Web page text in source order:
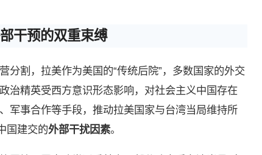
干预的双重束缚
分割，拉美作为美国的“传统后院”，多数国家的外交
治精英受西方意识形态影响，对社会主义中国存在
军事合作等手段，推动拉美国家与台湾当局维持所
国建交的外部干扰因素。